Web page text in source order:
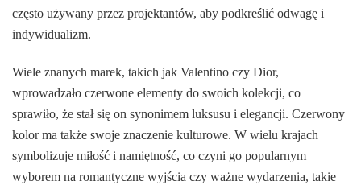
często używany przez projektantów, aby podkreślić odwagę i
indywidualizm.
Wiele znanych marek, takich jak Valentino czy Dior,
wprowadzało czerwone elementy do swoich kolekcji, co
sprawiło, że stał się on synonimem luksusu i elegancji. Czerwony
kolor ma także swoje znaczenie kulturowe. W wielu krajach
symbolizuje miłość i namiętność, co czyni go popularnym
wyborem na romantyczne wyjścia czy ważne wydarzenia, takie